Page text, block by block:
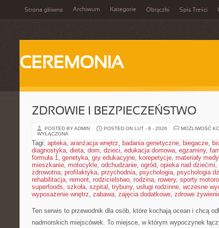
Strona główna Archiwum Kategorie Obrączki Spis Treści
CEREMONIA
ZDROWIE I BEZPIECZEŃSTWO
POSTED BY ADMIN POSTED ON LUT - 8 - 2026
MOŻLIWOŚĆ
WYŁĄCZONA
Tagi: apteka, aranżacja wnętrz, badania genetyczne, biegacze,
diagnostyka, dieta, dom, dzieci, edukacja domowa, egzaminy,
formuła 1, genetyka, gry edukacyjne, korepetycje, materiały
mieszkanie, motocykle, odchudzanie, ogród, opieka nad dziećmi,
zdrowotna, profilaktyka, przychodnia, psychologia, psychologia
rehabilitacja, remont, rodzicielstwo, rodzina, rowery, sporty
superfoods, szkoła, szpital , trybuny, usługi rodzinne, wczesne
wyposażenie wnętrz, zabawa, zajęcia dodatkowe, zdrowe
Ten serwis to przewodnik dla osób, które kochają ocean i chcą
nadmorskich miejscówek. To miejsce, w którym wypoczynek